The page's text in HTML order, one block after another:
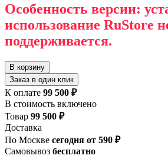
Особенность версии:
использование RuStore
поддерживается.
В корзину
Заказ в один клик
К оплате 99 500 ₽
В стоимость включено
Товар 99 500 ₽
Доставка
По Москве сегодня от 590 ₽
Самовывоз бесплатно